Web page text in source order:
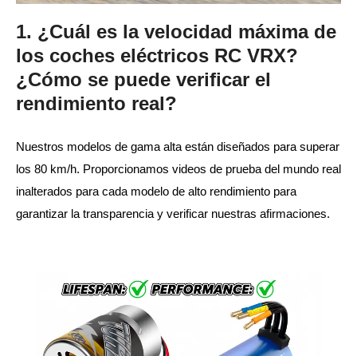
1. ¿Cuál es la velocidad máxima de
los coches eléctricos RC VRX?
¿Cómo se puede verificar el
rendimiento real?
Nuestros modelos de gama alta están diseñados para superar
los 80 km/h. Proporcionamos videos de prueba del mundo real
inalterados para cada modelo de alto rendimiento para
garantizar la transparencia y verificar nuestras afirmaciones.